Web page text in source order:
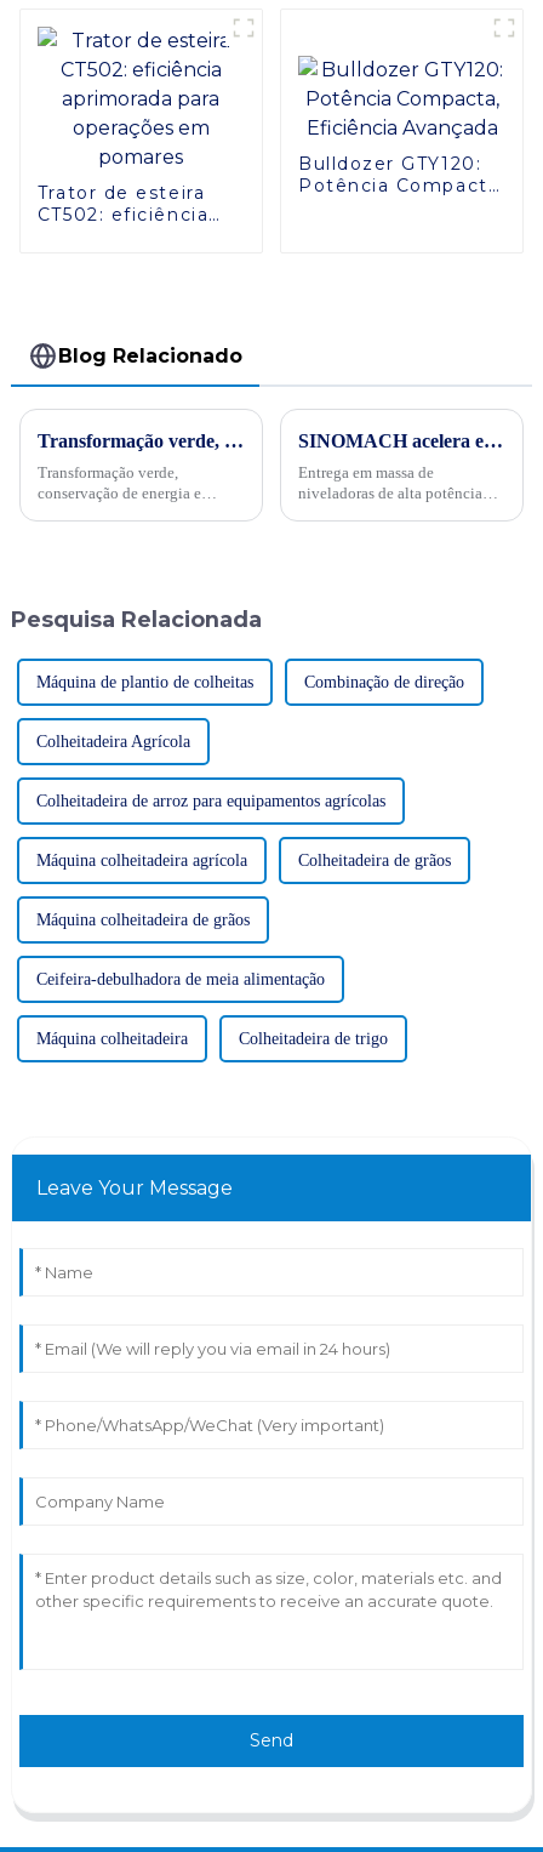
Transplantadores de
arroz automático
Trator de esteira
CT502: eficiência
Bulldozer GTY120:
Potência Compacta,
Blog Relacionado
Transformação verde, conservação de energia e trabalho árduoPor ocasião da "34ª Semana Publicitária de Conservação de Energia" nacional de 2024, no dia 15 de maio, empresas internacionais realizaram projetos de energia
Transformação verde,
conservação de energia e
SINOMACH acelera expansão internacional no "segundo semestre" de 2023, com foco na iniciativa do Cinturão e Rota
Entrega em massa de
niveladoras de alta potência
Pesquisa Relacionada
Máquina de plantio de colheitas Combinação de direção
Colheitadeira Agrícola
Colheitadeira de arroz para equipamentos agrícolas
Máquina colheitadeira agrícola Colheitadeira de grãos
Máquina colheitadeira de grãos
Ceifeira-debulhadora de meia alimentação
Máquina colheitadeira Colheitadeira de trigo
Leave Your Message
Send